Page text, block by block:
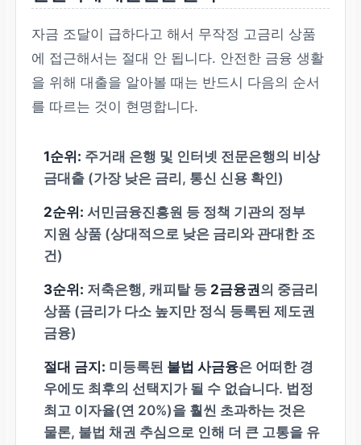
자금 조달이 급하다고 해서 무작정 고금리 상품
에 접근해서는 절대 안 됩니다. 안전한 금융 생활
을 위해 대출을 알아볼 때는 반드시 다음의 순서
를 따르는 것이 현명합니다.
1순위: 주거래 은행 및 인터넷 전문은행의 비상
금대출 (가장 낮은 금리, 통신 신용 확인)
2순위: 서민금융진흥원 등 정책 기관의 정부
지원 상품 (상대적으로 낮은 금리와 관대한 조
건)
3순위: 저축은행, 캐피탈 등 2금융권의 중금리
상품 (금리가 다소 높지만 정식 등록된 제도권
금융)
절대 금지: 미등록된 불법 사금융은 어떠한 경
우에도 최후의 선택지가 될 수 없습니다. 법정
최고 이자율(연 20%)을 훨씬 초과하는 것은
물론, 불법 채권 추심으로 인해 더 큰 고통을 유